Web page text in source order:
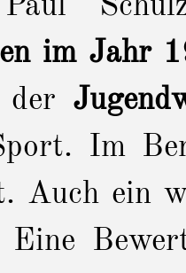
Paul
im Jahr
der
Im
Auch ein